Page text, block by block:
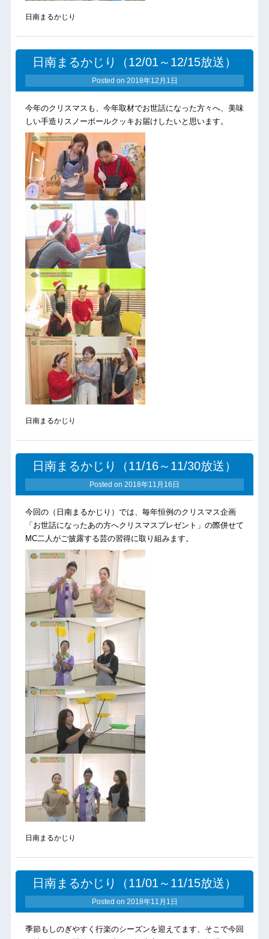
日南まるかじり
日南まるかじり（12/01～12/15放送）
Posted on 2018年12月1日
今年のクリスマスも、今年取材でお世話になった方々へ、美味
しい手造りスノーボールクッキお届けしたいと思います。
日南まるかじり
日南まるかじり（11/16～11/30放送）
Posted on 2018年11月16日
今回の（日南まるかじり）では、毎年恒例のクリスマス企画
「お世話になったあの方へクリスマスプレゼント」の際併せて
MC二人がご披露する芸の習得に取り組みます。
日南まるかじり
日南まるかじり（11/01～11/15放送）
Posted on 2018年11月1日
季節もしのぎやすく行楽のシーズンを迎えてます、そこで今回